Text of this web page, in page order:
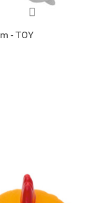
- TOY